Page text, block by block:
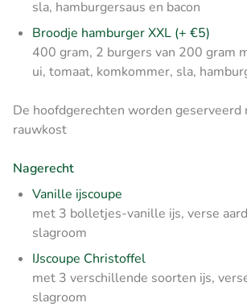
sla, hamburgersaus en bacon
Broodje hamburger XXL (+ €5)
400 gram, 2 burgers van 200 gram
ui, tomaat, komkommer, sla,
De hoofdgerechten worden
rauwkost
Nagerecht
Vanille ijscoupe
met 3 bolletjes-vanille ijs, verse
slagroom
IJscoupe Christoffel
met 3 verschillende soorten ijs,
slagroom